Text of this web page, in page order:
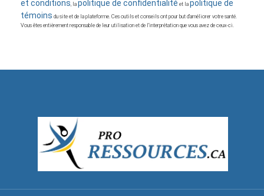
et conditions , la politique de confidentialité et la politique de
témoins du site et de la plateforme. Ces outils et conseils ont pour but d’améliorer votre santé.
Vous êtes entièrement responsable de leur utilisation et de l’interprétation que vous avez de ceux-ci.